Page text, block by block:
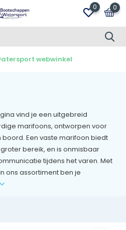
0 0
v.a. €100,00 in NL
vind je een uitgebreid
marifoons, ontworpen voor
Een vaste marifoon biedt
bereik, en is onmisbaar
tijdens het varen. Met
ons assortiment ben je